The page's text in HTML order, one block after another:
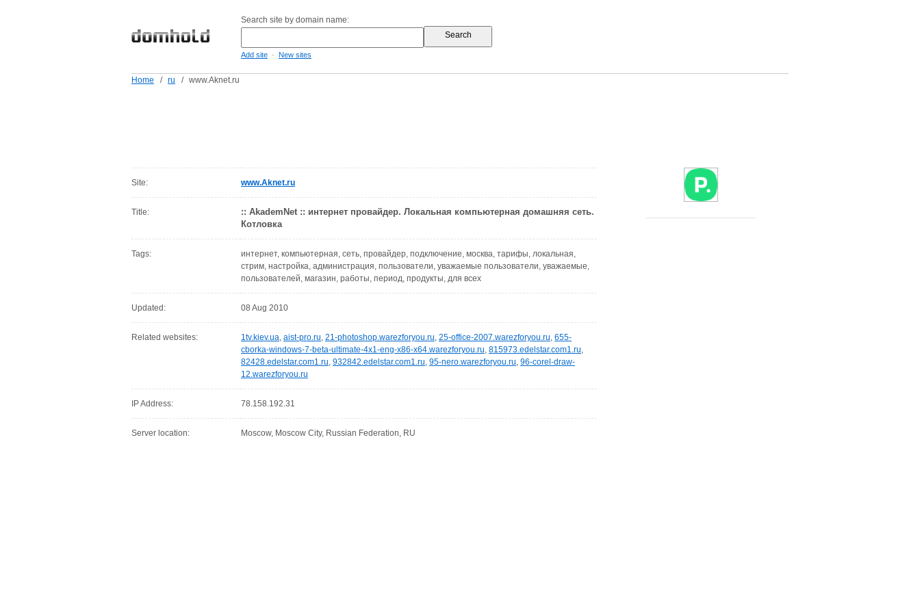
Search site by domain name:
Add site - New sites
Home / ru / www.Aknet.ru
Site: www.Aknet.ru
Title:
:: AkademNet :: интернет провайдер. Локальная компьютерная домашняя сеть.
Котловка
Tags:
интернет, компьютерная, сеть, провайдер, подключение, москва, тарифы, локальная,
стрим, настройка, администрация, пользователи, уважаемые пользователи, уважаемые,
пользователей, магазин, работы, период, продукты, для всех
Updated: 08 Aug 2010
Related websites: 1tv.kiev.ua, aist-pro.ru, 21-photoshop.warezforyou.ru, 25-office-2007.warezforyou.ru, 655-
cborka-windows-7-beta-ultimate-4x1-eng-x86-x64.warezforyou.ru, 815973.edelstar.com1.ru,
82428.edelstar.com1.ru, 932842.edelstar.com1.ru, 95-nero.warezforyou.ru, 96-corel-draw-
12.warezforyou.ru
IP Address: 78.158.192.31
Server location: Moscow, Moscow City, Russian Federation, RU